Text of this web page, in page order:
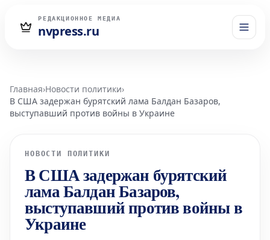
РЕДАКЦИОННОЕ МЕДИА
nvpress.ru
Главная›Новости политики›
В США задержан бурятский лама Балдан Базаров,
выступавший против войны в Украине
НОВОСТИ ПОЛИТИКИ
В США задержан бурятский
лама Балдан Базаров,
выступавший против войны в
Украине